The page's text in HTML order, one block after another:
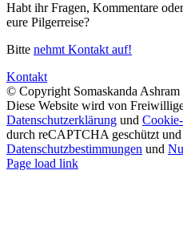
Habt ihr Fragen, Kommentare
eure Pilgerreise?
Bitte nehmt Kontakt auf!
Kontakt
© Copyright Somaskanda
Diese Website wird von
Datenschutzerklärung und
durch reCAPTCHA geschützt und
Datenschutzbestimmungen und
WhatsApp
Facebook
YouTube
Instagram
SoundCloud
Spotify
Page load link